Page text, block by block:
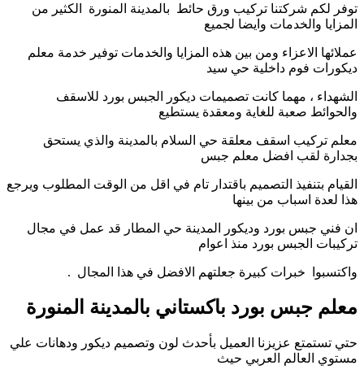
توفر لكم شركتنا تركيب ورق حائط بالمدينة المنورة الكثير من
المزايا والخدمات وايضا لجميع
عملائها الاعزاء ومن بين هذه المزايا والخدمات توفير خدمة معلم
ديكورات فوم داخلية حي سيد
الشهداء ، مهما كانت تصميمات ديكور الجبس بورد للاسقف
والحوائط صعبة للغاية ومعقدة يستطيع
معلم تركيب اسقف معلقة حي السلام بالمدينة والذي يستحق
بجدارة لقب افضل معلم جبس
القيام بتنفيذ التصميم باقتدار تام في اقل من الوقت المطلوب ويرجع
هذا لعدة اسباب من بينها
ان فني جبس بورد وديكور المدينة حي المطار قد عمل في مجال
تركيبات الجبس بورد منذ اعوام
واكتسبوا خبرات كبيرة جعلتهم الافضل في هذا المجال .
معلم جبس بورد باكستاني بالمدينة المنورة
حتي تستمتع عزيزنا العميل بأحدث لون وتصميم ديكور ودهانات علي
مستوي العالم العربي حيث